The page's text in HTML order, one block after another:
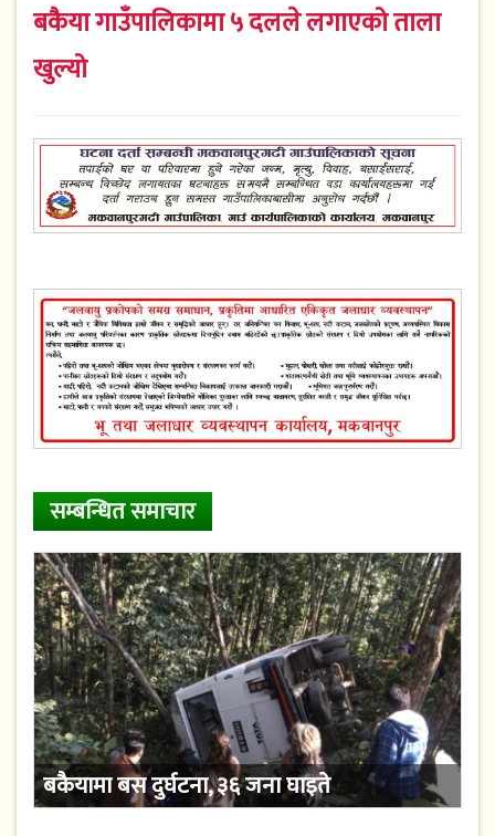
बकैया गाउँपालिकामा ५ दलले लगाएको ताला
खुल्यो
सम्बन्धित समाचार
बकैयामा बस दुर्घटना, ३६ जना घाइते